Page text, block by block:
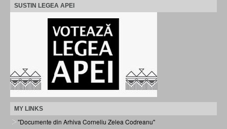
SUSTIN LEGEA APEI
MY LINKS
"Documente din Arhiva Corneliu Zelea Codreanu"